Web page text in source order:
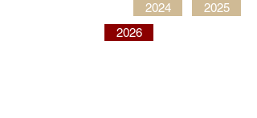
2024
2025
2026